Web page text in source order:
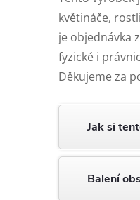
květináče,
je objednávka
fyzické i
Děkujeme za
Jak si
Balení